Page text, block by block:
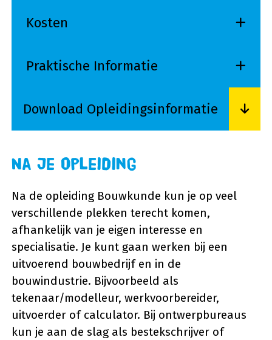
Kosten
Praktische Informatie
Download Opleidingsinformatie
Na je opleiding
Na de opleiding Bouwkunde kun je op veel
verschillende plekken terecht komen,
afhankelijk van je eigen interesse en
specialisatie. Je kunt gaan werken bij een
uitvoerend bouwbedrijf en in de
bouwindustrie. Bijvoorbeeld als
tekenaar/modelleur, werkvoorbereider,
uitvoerder of calculator. Bij ontwerpbureaus
kun je aan de slag als bestekschrijver of